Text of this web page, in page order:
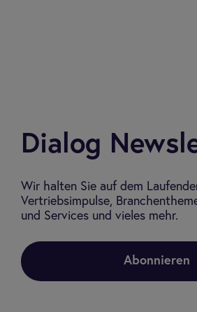
Dia­log
Wir halten Sie auf dem
Vertriebsimpulse,
und Services und vieles mehr.
Abonnieren